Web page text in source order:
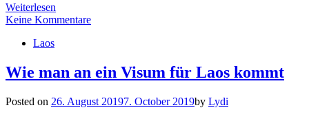
Weiterlesen
Keine Kommentare
Laos
Wie man an ein Visum für Laos kommt
Posted on 26. August 20197. October 2019by Lydi